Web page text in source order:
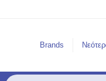
Brands